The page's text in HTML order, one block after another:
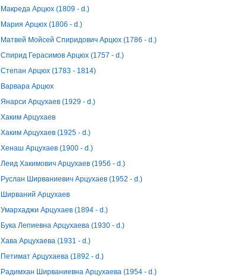
Макреда Арцюх (1809 - d.)
Мария Арцюх (1806 - d.)
Матвей Мойсей Спиридович Арцюх (1786 - d.)
Спирид Герасимов Арцюх (1757 - d.)
Степан Арцюх (1783 - 1814)
Варвара Арцюх
Янарси Арцухаев (1929 - d.)
Хаким Арцухаев
Хаким Арцухаев (1925 - d.)
Хенаш Арцухаев (1900 - d.)
Леид Хакимович Арцухаев (1956 - d.)
Руслан Ширваниевич Арцухаев (1952 - d.)
Ширваний Арцухаев
Умархаджи Арцухаев (1894 - d.)
Бука Лепиевна Арцухаева (1930 - d.)
Хава Арцухаева (1931 - d.)
Петимат Арцухаева (1892 - d.)
Радимхан Ширваниевна Арцухаева (1954 - d.)